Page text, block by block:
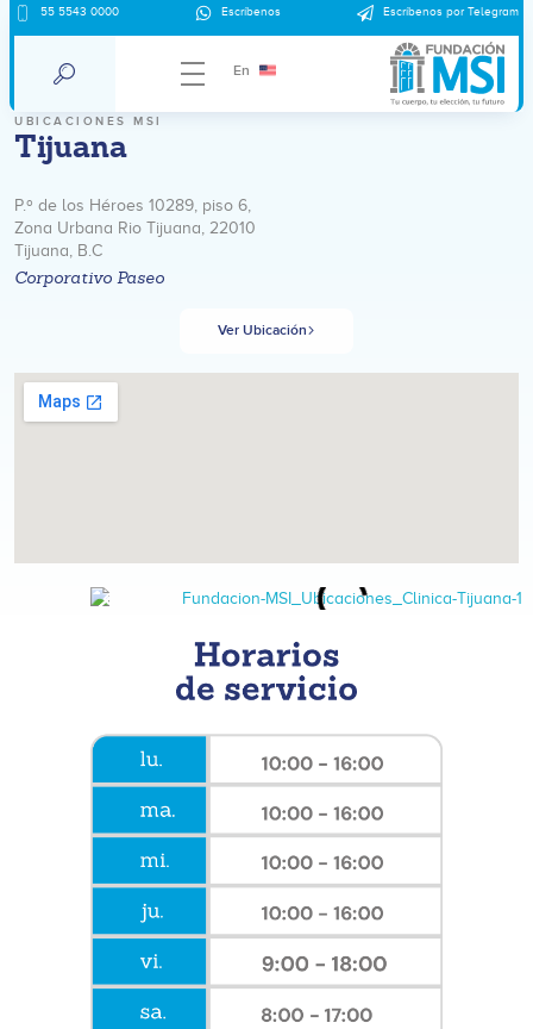
55 5543 0000 Escríbenos Escríbenos por Telegram
En
UBICACIONES MSI
Tijuana
P.º de los Héroes 10289, piso 6,
Zona Urbana Rio Tijuana, 22010
Tijuana, B.C
Corporativo Paseo
Ver Ubicación